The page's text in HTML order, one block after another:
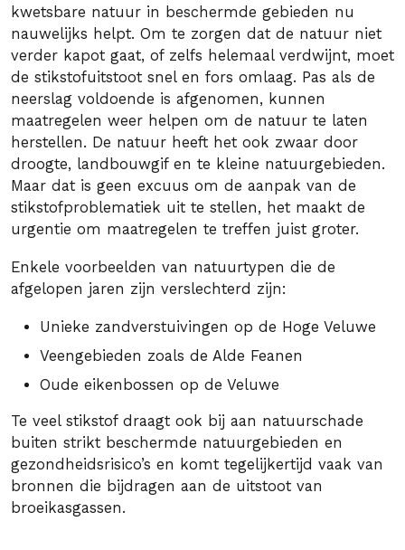
kwetsbare natuur in beschermde gebieden nu
nauwelijks helpt. Om te zorgen dat de natuur niet
verder kapot gaat, of zelfs helemaal verdwijnt, moet
de stikstofuitstoot snel en fors omlaag. Pas als de
neerslag voldoende is afgenomen, kunnen
maatregelen weer helpen om de natuur te laten
herstellen. De natuur heeft het ook zwaar door
droogte, landbouwgif en te kleine natuurgebieden.
Maar dat is geen excuus om de aanpak van de
stikstofproblematiek uit te stellen, het maakt de
urgentie om maatregelen te treffen juist groter.
Enkele voorbeelden van natuurtypen die de
afgelopen jaren zijn verslechterd zijn:
Unieke zandverstuivingen op de Hoge Veluwe
Veengebieden zoals de Alde Feanen
Oude eikenbossen op de Veluwe
Te veel stikstof draagt ook bij aan natuurschade
buiten strikt beschermde natuurgebieden en
gezondheidsrisico’s en komt tegelijkertijd vaak van
bronnen die bijdragen aan de uitstoot van
broeikasgassen.